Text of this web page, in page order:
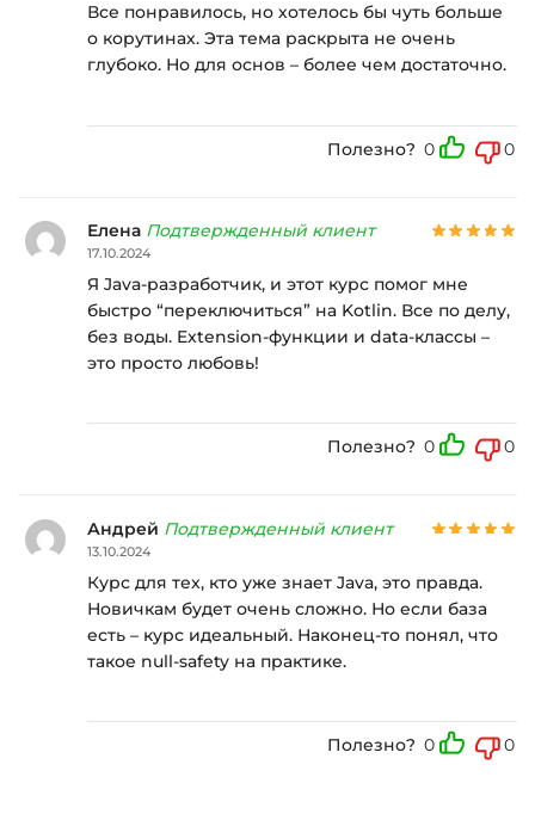
Все понравилось, но хотелось бы чуть больше
о корутинах. Эта тема раскрыта не очень
глубоко. Но для основ – более чем достаточно.
Полезно? 0 0
Елена Подтвержденный клиент
17.10.2024
Я Java-разработчик, и этот курс помог мне
быстро “переключиться” на Kotlin. Все по делу,
без воды. Extension-функции и data-классы –
это просто любовь!
Полезно? 0 0
Андрей Подтвержденный клиент
13.10.2024
Курс для тех, кто уже знает Java, это правда.
Новичкам будет очень сложно. Но если база
есть – курс идеальный. Наконец-то понял, что
такое null-safety на практике.
Полезно? 0 0